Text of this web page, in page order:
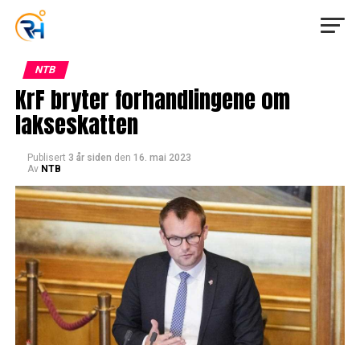
NTB
KrF bryter forhandlingene om
lakseskatten
Publisert 3 år siden den 16. mai 2023
Av NTB